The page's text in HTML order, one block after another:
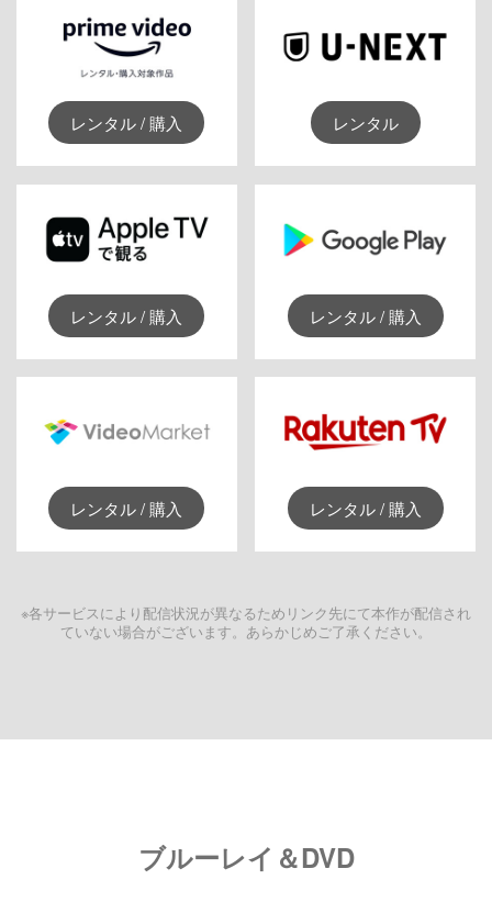
レンタル / 購入 レンタル
レンタル / 購入 レンタル / 購入
レンタル / 購入 レンタル / 購入
※各サービスにより配信状況が異なるためリンク先にて本作が配信され
ていない場合がございます。あらかじめご了承ください。
ブルーレイ＆DVD